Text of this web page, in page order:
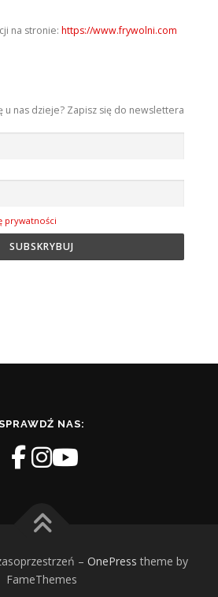
na stronie: https://www.frywolni.com
u nas dzieje? Zapisz się do newslettera
prywatności
NAS:
– OnePress theme by
FameThemes